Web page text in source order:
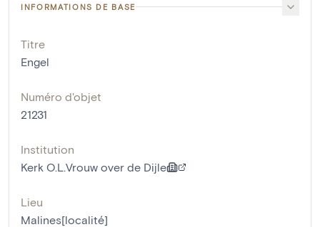
INFORMATIONS DE BASE
Titre
Engel
Numéro d'objet
21231
Institution
Kerk O.L.Vrouw over de Dijle
Lieu
Malines[localité]